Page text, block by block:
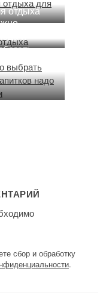
отдыха
и
сбор и обработку
.